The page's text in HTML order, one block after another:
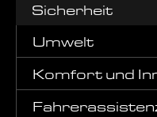
Sicherheit
Umwelt
Komfort und